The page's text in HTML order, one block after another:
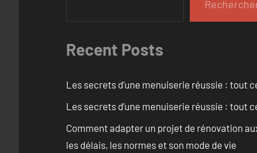
Recent Posts
Les secrets d’une menuiserie réussie : tout
Les secrets d’une menuiserie réussie : tout
Comment adapter un projet de rénovation
les délais, les normes et son mode de vie